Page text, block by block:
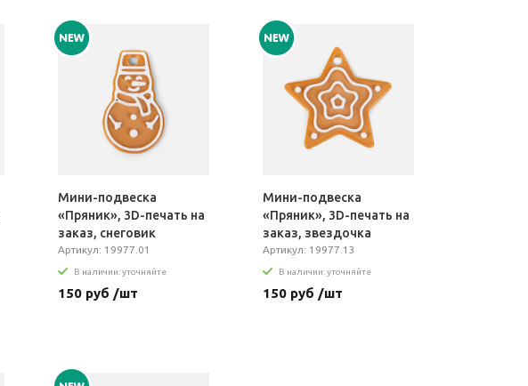
Мини-подвеска
«Пряник», 3D-печать на
заказ, снеговик
Артикул: 19977.01
В наличии: уточняйте
150 руб /шт
Мини-подвеска
«Пряник», 3D-печать на
заказ, звездочка
Артикул: 19977.13
В наличии: уточняйте
150 руб /шт